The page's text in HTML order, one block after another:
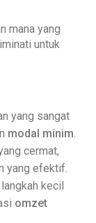
mana yang
untuk
yang sangat
modal minim
cermat,
yang efektif.
kecil
omzet